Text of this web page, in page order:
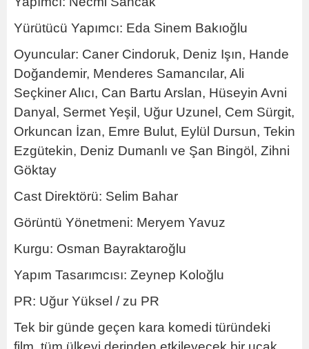
Yürütücü Yapımcı: Eda Sinem Bakıoğlu
Oyuncular: Caner Cindoruk, Deniz Işın, Hande
Doğandemir, Menderes Samancılar, Ali
Seçkiner Alıcı, Can Bartu Arslan, Hüseyin Avni
Danyal, Sermet Yeşil, Uğur Uzunel, Cem Sürgit,
Orkuncan İzan, Emre Bulut, Eylül Dursun, Tekin
Ezgütekin, Deniz Dumanlı ve Şan Bingöl, Zihni
Göktay
Cast Direktörü: Selim Bahar
Görüntü Yönetmeni: Meryem Yavuz
Kurgu: Osman Bayraktaroğlu
Yapım Tasarımcısı: Zeynep Koloğlu
PR: Uğur Yüksel / zu PR
Tek bir günde geçen kara komedi türündeki